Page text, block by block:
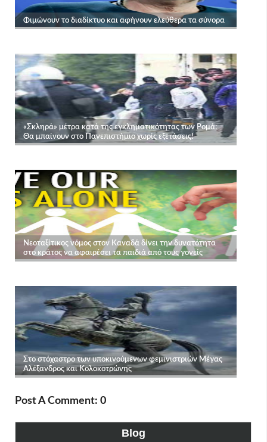
Post A Comment: 0
Blog